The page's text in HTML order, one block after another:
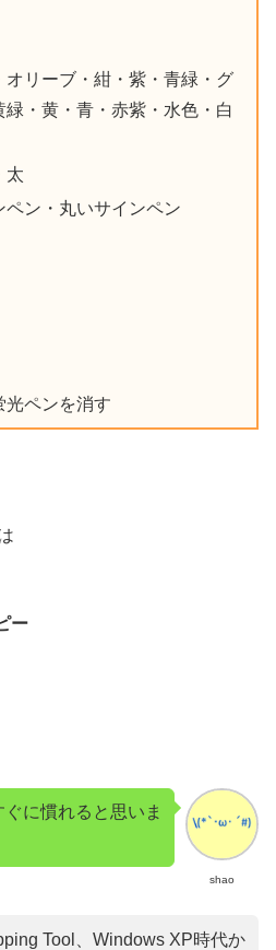
オリーブ・紺・紫・青緑・グ
緑・黄・青・赤紫・水色・白
太
ペン・丸いサインペン
光ペンを消す
ー
shao
に慣れると思いま
Tool、Windows XP時代か